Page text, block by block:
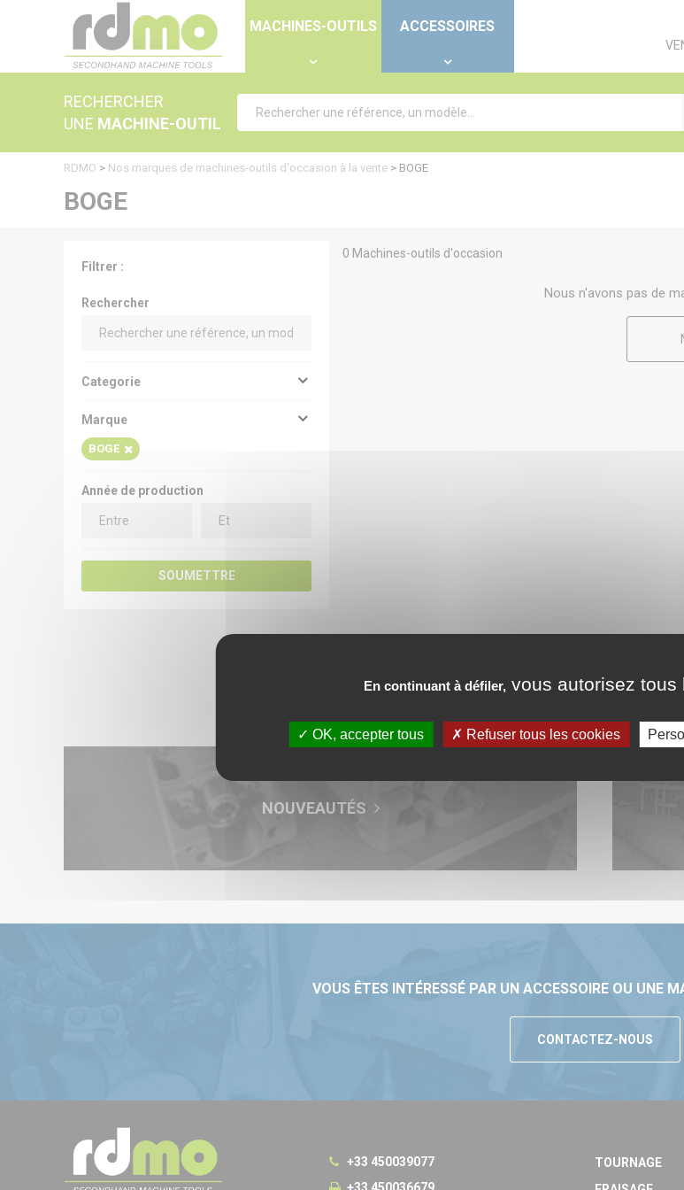
En continuant à défiler, vous autorisez tous
OK, accepter tous Refuser tous les cookies
MACHINES-OUTILS ACCESSOIRES
RECHERCHER
UNE MACHINE-OUTIL
RDMO > Nos marques de machines-outils d'occasion à la vente > BOGE
BOGE
Filtrer :
Rechercher
Categorie
Marque
BOGE
Année de production
SOUMETTRE
0 Machines-outils d'occasion
Nous n'avons pas de
NOUVEAUTÉS
VOUS ÊTES INTÉRESSÉ PAR UN ACCESSOIRE OU UNE
CONTACTEZ-NOUS
+33 450039077
TOURNAGE